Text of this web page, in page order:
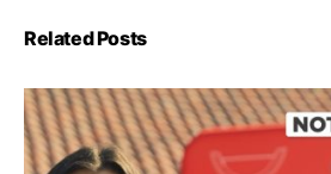
Related Posts